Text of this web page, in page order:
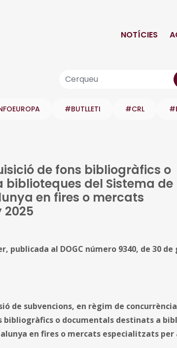
NOTÍCIES
#BUTLLETI #CRL
de fons bibliogràfics o
del Sistema de
en fires o mercats
publicada al DOGC número 9340, de 30 de
de subvencions, en règim de
o documentals destinats a
en fires o mercats especialitzats per